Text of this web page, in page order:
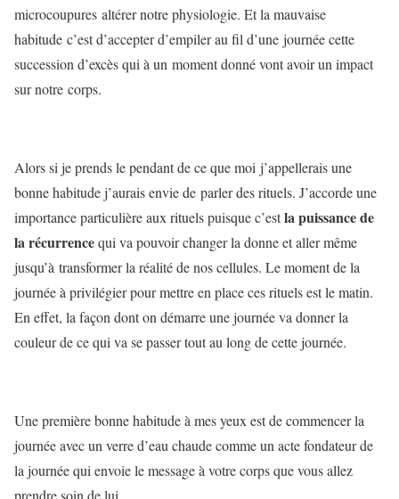
microcoupures altérer notre physiologie. Et la mauvaise
habitude c’est d’accepter d’empiler au fil d’une journée cette
succession d’excès qui à un moment donné vont avoir un impact
sur notre corps.
Alors si je prends le pendant de ce que moi j’appellerais une
bonne habitude j’aurais envie de parler des rituels. J’accorde une
importance particulière aux rituels puisque c’estla puissance de
la récurrencequi va pouvoir changer la donne et aller même
jusqu’à transformer la réalité de nos cellules. Le moment de la
journée à privilégier pour mettre en place ces rituels est le matin.
En effet, la façon dont on démarre une journée va donner la
couleur de ce qui va se passer tout au long de cette journée.
Une première bonne habitude à mes yeux est de commencer la
journée avec un verre d’eau chaude comme un acte fondateur de
la journée qui envoie le message à votre corps que vous allez
prendre soin de lui.